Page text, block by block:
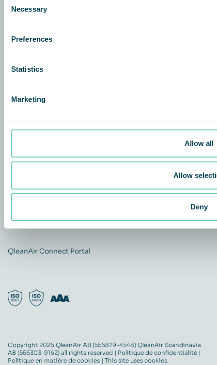
Selection
Necessary
Preferences
Statistics
Marketing
Allow all
Allow
Deny
1831 Diegem, Belgium
Qleanair Scandinavia Switzerland
+41 43 931 54 74
QleanAir CSR-policy
ISO certificate
QleanAir Connect Portal
Copyright 2026 QleanAir AB (556879-4548) QleanAir Scandinavia
AB (556303-9162) all rights reserved | Politique de confidentialité |
Politique en matière de cookies | This site uses cookies.